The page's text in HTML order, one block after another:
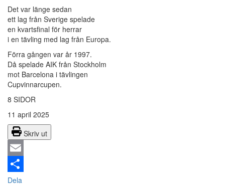
Det var länge sedan
ett lag från Sverige spelade
en kvartsfinal för herrar
i en tävling med lag från Europa.
Förra gången var år 1997.
Då spelade AIK från Stockholm
mot Barcelona i tävlingen
Cupvinnarcupen.
8 SIDOR
11 april 2025
Skriv ut
Email
Dela